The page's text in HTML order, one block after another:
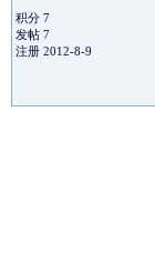
积分 7
发帖 7
注册 2012-8-9